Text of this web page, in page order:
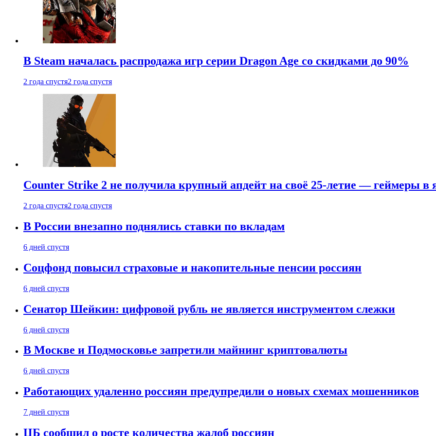
В Steam началась распродажа игр серии Dragon Age со скидками до 90%
2 года спустя2 года спустя
Counter Strike 2 не получила крупный апдейт на своё 25-летие — геймеры в
2 года спустя2 года спустя
В России внезапно поднялись ставки по вкладам
6 дней спустя
Соцфонд повысил страховые и накопительные пенсии россиян
6 дней спустя
Сенатор Шейкин: цифровой рубль не является инструментом слежки
6 дней спустя
В Москве и Подмосковье запретили майнинг криптовалюты
6 дней спустя
Работающих удаленно россиян предупредили о новых схемах мошенников
7 дней спустя
ЦБ сообщил о росте количества жалоб россиян